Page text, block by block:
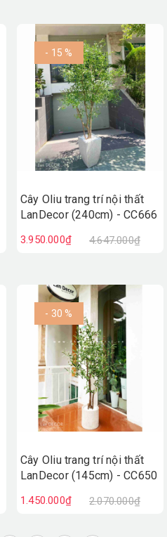
- 15 %
Cây Oliu trang trí nội thất
LanDecor (240cm) - CC666
3.950.000₫ 4.647.000₫
- 30 %
Cây Oliu trang trí nội thất
LanDecor (145cm) - CC650
1.450.000₫ 2.070.000₫